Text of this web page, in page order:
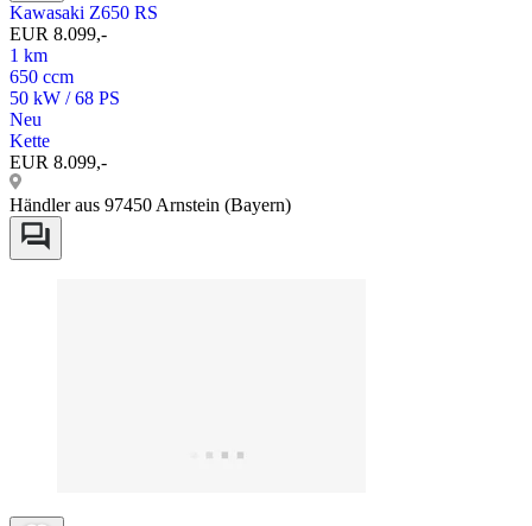
Kawasaki Z650 RS
EUR 8.099,-
1 km
650 ccm
50 kW / 68 PS
Neu
Kette
EUR 8.099,-
Händler aus 97450 Arnstein (Bayern)